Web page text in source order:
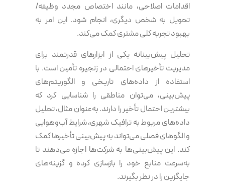
اقدامات اصلاحی، مانند اختصاص مجدد وظیفه/
تحویل به شخص دیگری، انجام شود. این امر به
بهبود تجربه کلی مشتری کمک می‌کند.
تحلیل پیش‌بینانه یکی از ابزارهای قدرتمند برای
مدیریت تأخیرهای احتمالی در زنجیره تأمین است. با
استفاده از داده‌های تاریخی و الگوریتم‌های
پیش‌بینی، می‌توان مناطقی را شناسایی کرد که
بیشترین احتمال تأخیر را دارند. به‌عنوان مثال، تحلیل
داده‌های مربوط به ترافیک شهری، شرایط آب‌وهوایی
و الگوهای فصلی می‌تواند به پیش‌بینی تأخیرها کمک
کند. این پیش‌بینی‌ها به شرکت‌ها اجازه می‌دهند تا
به‌سرعت منابع خود را بازسازی کرده و گزینه‌های
جایگزین را در نظر بگیرند.